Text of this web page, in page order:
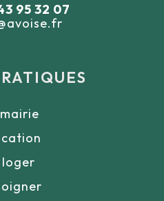
95 32 07
loger